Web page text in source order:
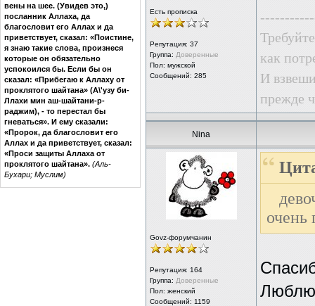
вены на шее. (Увидев это,)
посланник Аллаха, да
благословит его Аллах и да
приветствует, сказал: «Поистине,
я знаю такие слова, произнеся
которые он обязательно
успокоился бы. Если бы он
сказал: «Прибегаю к Аллаху от
проклятого шайтана» (А\'узу би-
Ллахи мин аш-шайтани-р-
раджим), - то перестал бы
гневаться». И ему сказали:
«Пророк, да благословит его
Аллах и да приветствует, сказал:
«Проси защиты Аллаха от
проклятого шайтана». (Аль-
Бухари; Муслим)
Есть прописка
Репутация: 37
Группа: Доверенные
Пол: мужской
Сообщений: 285
как
И
прежде
Nina
Govz-форумчанин
Репутация: 164
Группа: Доверенные
Пол: женский
Сообщений: 1159
очень
Люблю